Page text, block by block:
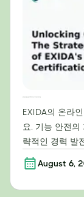
EXIDA의 온라
요. 기능 안전의
략적인 경력 발
August 6,